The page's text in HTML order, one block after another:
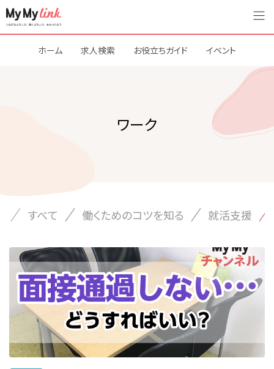
ホーム 求人検索 お役立ちガイド イベント
ワーク
すべて 働くためのコツを知る 就活支援